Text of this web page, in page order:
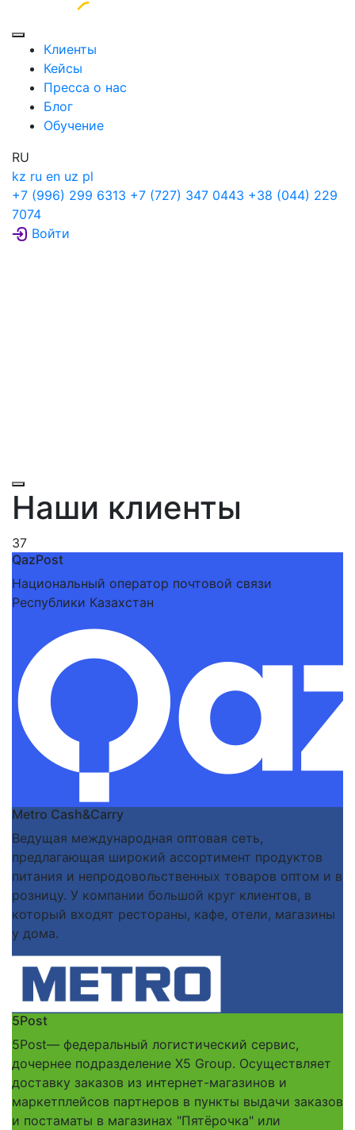
Клиенты
Кейсы
Пресса о нас
Блог
Обучение
RU
kz ru en uz pl
+7 (996) 299 6313 +7 (727) 347 0443 +38 (044) 229
7074
Войти
Наши клиенты
37
QazPost
Национальный оператор почтовой связи
Республики Казахстан
Metro Cash&Carry
Ведущая международная оптовая сеть,
предлагающая широкий ассортимент продуктов
питания и непродовольственных товаров оптом и в
розницу. У компании большой круг клиентов, в
который входят рестораны, кафе, отели, магазины
у дома.
5Post
5Post— федеральный логистический сервис,
дочернее подразделение X5 Group. Осуществляет
доставку заказов из интернет-магазинов и
маркетплейсов партнеров в пункты выдачи заказов
и постаматы в магазинах "Пятёрочка" или